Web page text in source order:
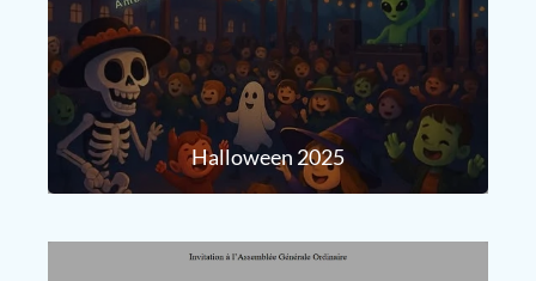
Halloween 2025